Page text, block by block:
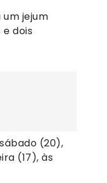
jejum
dois
(20),
(17), às